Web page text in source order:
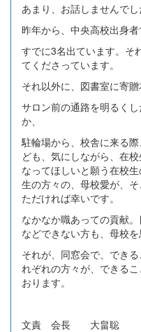
あまり、お話しませんでし
昨年から、中央高校出身者
すでに3名出ています。そ
てくださっています。
それ以外に、図書室に寄贈
サロン前の通路を明るく
か、
駐輪場から、校舎に来る
ども、気にしながら、在
なってほしいと願う在校
生の方々の、母校愛が、
ただければ幸いです。
なかなか職あっての貢献
などできない方も、母校を
それが、同窓会で、でき
れぞれの方々が、できる
おります。
文責 会長 大畠聡